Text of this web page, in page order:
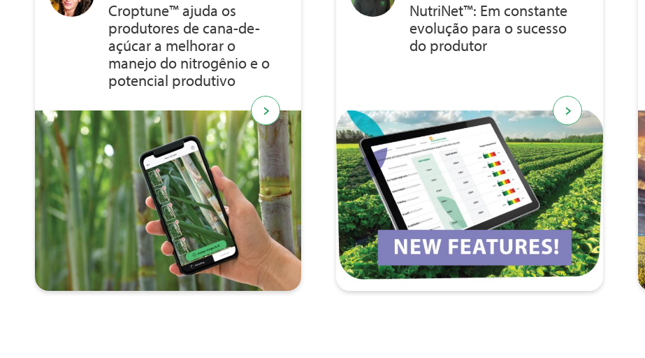
Croptune™ ajuda os
produtores de cana-de-
açúcar a melhorar o
manejo do nitrogênio e o
potencial produtivo
NutriNet™: Em constante
evolução para o sucesso
do produtor